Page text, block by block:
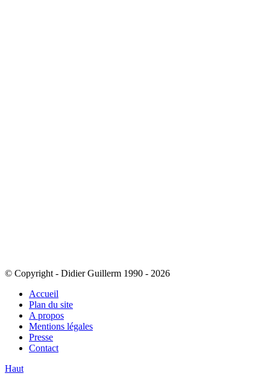
© Copyright - Didier Guillerm 1990 - 2026
Accueil
Plan du site
A propos
Mentions légales
Presse
Contact
Haut